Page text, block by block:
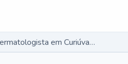
Dermatologista em Curiúva - PR